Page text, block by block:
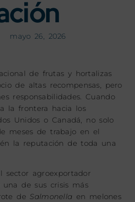
mayo 26, 2026
de frutas y hortalizas
de altas recompensas, pero
responsabilidades. Cuando
la frontera hacia los
Unidos o Canadá, no solo
meses de trabajo en el
la reputación de toda una
sector agroexportador
de sus crisis más
deSalmonella en melones